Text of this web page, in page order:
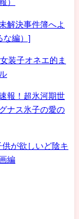
）
解決事件簿へよ
な編）]
装子オネエ的ま
報！超氷河期世
ナス氷子の愛の
が欲しいど陰キ
編